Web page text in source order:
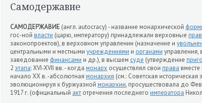
Самодержавие
САМОДЕРЖАВИЕ (англ. autocracy) - название монархической
гос-ной власти (царю, императору) принадлежали верховные
законопроектов), в верховном управлении (назначение и
центральными и местными учреждениями и органами
заведование финансами и др.), в высшем суде (утверждение
2 этапа: XVI-XVII вв. - когда монарх осуществлял свои права вместе
начало XX в. -абсолютная монархия (см.: Советская
эволюционируя к буржуазной монархии, просуществовала до
1917 г. (официальный акт отречения последнего императора